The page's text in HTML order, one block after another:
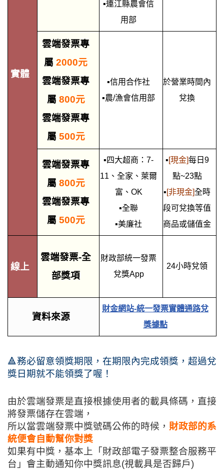
實體
▪連江縣農會信
用部
雲端發票專
屬 2000元
雲端發票專
屬 800元
雲端發票專
屬 500元
▪信用合作社
▪農/漁會信用部
於營業時間內
兌換
雲端發票專
屬 800元
雲端發票專
屬 500元
▪四大超商：7-
11、全家、萊爾
富、OK
▪全聯
▪美廉社
▪[現金]每日9
點~23點
▪[非現金]全時
段可兌換等值
商品或儲值金
線上
雲端發票-全
部獎項
財政部統一發票
兌獎App
24小時兌領
資料來源
財金網站-統一發票實體通路兌
獎據點
🔺務必留意領獎期限，在期限內完成領獎，超過兌
獎日期就不能領獎了喔！
由於雲端發票是直接根據使用者的載具條碼，直接
將發票儲存在雲端，
所以當雲端發票中獎號碼公佈的時候， 財政部的系
統便會自動幫你對獎
如果有中獎，基本上「財政部電子發票整合服務平
台」會主動通知你中獎訊息(視載具是否歸戶)